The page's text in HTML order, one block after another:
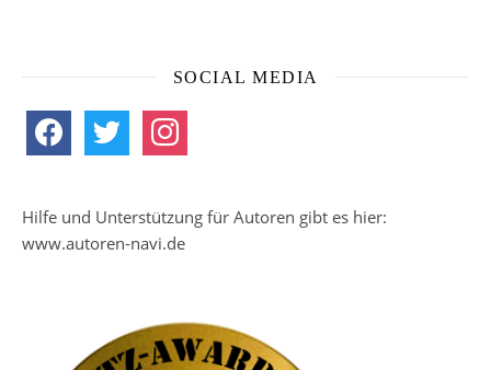
SOCIAL MEDIA
facebook twitter instagram
Hilfe und Unterstützung für Autoren gibt es hier:
www.autoren-navi.de